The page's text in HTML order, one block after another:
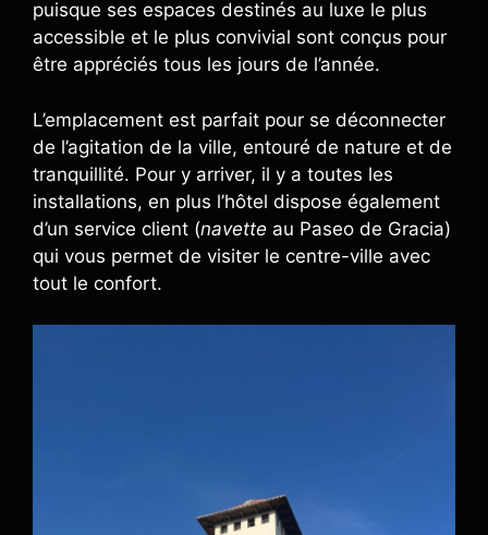
puisque ses espaces destinés au luxe le plus
accessible et le plus convivial sont conçus pour
être appréciés tous les jours de l’année.
L’emplacement est parfait pour se déconnecter
de l’agitation de la ville, entouré de nature et de
tranquillité. Pour y arriver, il y a toutes les
installations, en plus l’hôtel dispose également
d’un service client (navette au Paseo de Gracia)
qui vous permet de visiter le centre-ville avec
tout le confort.